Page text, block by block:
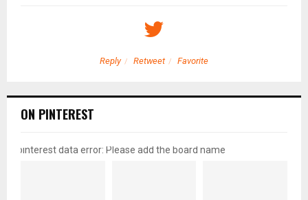
Reply Retweet Favorite
ON PINTEREST
pinterest data error: Please add the board name